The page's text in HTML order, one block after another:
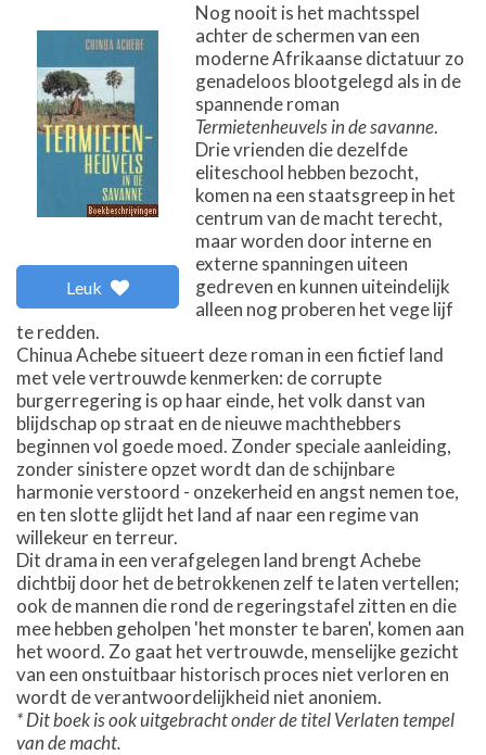
Leuk
Nog nooit is het machtsspel
achter de schermen van een
moderne Afrikaanse dictatuur zo
genadeloos blootgelegd als in de
spannende roman
Termietenheuvels in de savanne.
Drie vrienden die dezelfde
eliteschool hebben bezocht,
komen na een staatsgreep in het
centrum van de macht terecht,
maar worden door interne en
externe spanningen uiteen
gedreven en kunnen uiteindelijk
alleen nog proberen het vege lijf
te redden.
Chinua Achebe situeert deze roman in een fictief land
met vele vertrouwde kenmerken: de corrupte
burgerregering is op haar einde, het volk danst van
blijdschap op straat en de nieuwe machthebbers
beginnen vol goede moed. Zonder speciale aanleiding,
zonder sinistere opzet wordt dan de schijnbare
harmonie verstoord - onzekerheid en angst nemen toe,
en ten slotte glijdt het land af naar een regime van
willekeur en terreur.
Dit drama in een verafgelegen land brengt Achebe
dichtbij door het de betrokkenen zelf te laten vertellen;
ook de mannen die rond de regeringstafel zitten en die
mee hebben geholpen 'het monster te baren', komen aan
het woord. Zo gaat het vertrouwde, menselijke gezicht
van een onstuitbaar historisch proces niet verloren en
wordt de verantwoordelijkheid niet anoniem.
* Dit boek is ook uitgebracht onder de titel Verlaten tempel
van de macht.